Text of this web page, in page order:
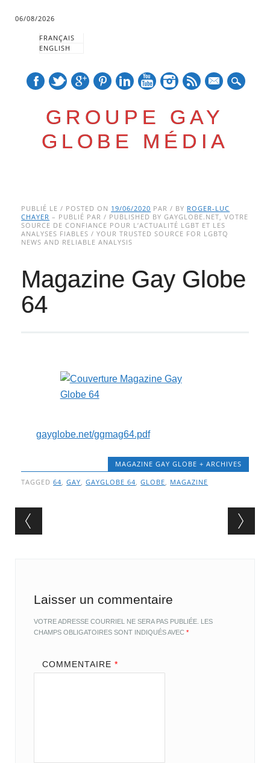
06/08/2026
FRANÇAIS
ENGLISH
GROUPE GAY
GLOBE MÉDIA
Main menu
to
content
PUBLIÉ LE / POSTED ON 19/06/2020 PAR / BY ROGER-LUC
CHAYER – PUBLIÉ PAR / PUBLISHED BY GAYGLOBE.NET, VOTRE
SOURCE DE CONFIANCE POUR L’ACTUALITÉ LGBT ET LES
ANALYSES FIABLES / YOUR TRUSTED SOURCE FOR LGBTQ
NEWS AND RELIABLE ANALYSIS
Magazine Gay Globe
64
gayglobe.net/ggmag64.pdf
MAGAZINE GAY GLOBE + ARCHIVES
TAGGED64,GAY,GAYGLOBE 64,GLOBE, MAGAZINE
Post navigation
Laisser un commentaire
VOTRE ADRESSE COURRIEL NE SERA PAS PUBLIÉE. LES
CHAMPS OBLIGATOIRES SONT INDIQUÉS AVEC*
COMMENTAIRE *